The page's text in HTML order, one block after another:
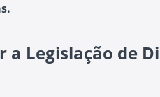
a Legislação de